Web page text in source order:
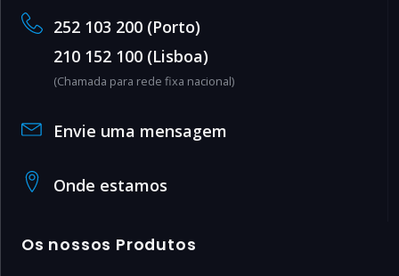
252 103 200 (Porto)
210 152 100 (Lisboa)
(Chamada para rede fixa nacional)
Envie uma mensagem
Onde estamos
Os nossos Produtos